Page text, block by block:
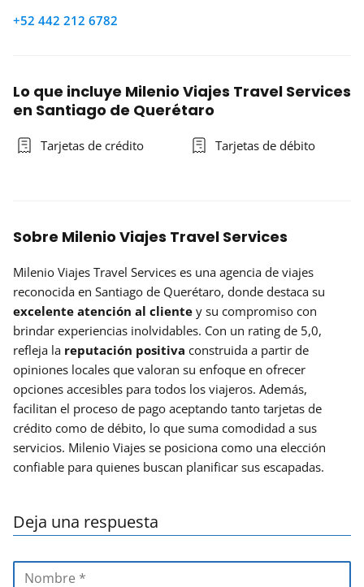
+52 442 212 6782
Lo que incluye Milenio Viajes Travel Services
en Santiago de Querétaro
Tarjetas de crédito Tarjetas de débito
Sobre Milenio Viajes Travel Services
Milenio Viajes Travel Services es una agencia de viajes
reconocida en Santiago de Querétaro, donde destaca su
excelente atención al cliente y su compromiso con
brindar experiencias inolvidables. Con un rating de 5,0,
refleja la reputación positiva construida a partir de
opiniones locales que valoran su enfoque en ofrecer
opciones accesibles para todos los viajeros. Además,
facilitan el proceso de pago aceptando tanto tarjetas de
crédito como de débito, lo que suma comodidad a sus
servicios. Milenio Viajes se posiciona como una elección
confiable para quienes buscan planificar sus escapadas.
Deja una respuesta